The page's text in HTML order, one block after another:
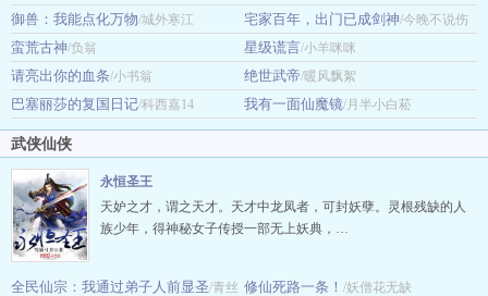
腐
御兽：我能点化万物/城外寒江 宅家百年，出门已成剑神/今晚不说伤
心事
蛮荒古神/负翁 星级谎言/小羊咪咪
请亮出你的血条/小书翁 绝世武帝/暖风飘絮
巴塞丽莎的复国日记/科西嘉14 我有一面仙魔镜/月半小白菘
武侠仙侠
永恒圣王
天妒之才，谓之天才。天才中龙凤者，可封妖孽。灵根残缺的人
族少年，得神秘女子传授一部无上妖典，…
全民仙宗：我通过弟子人前显圣/青丝 修仙死路一条！ /妖僧花无缺